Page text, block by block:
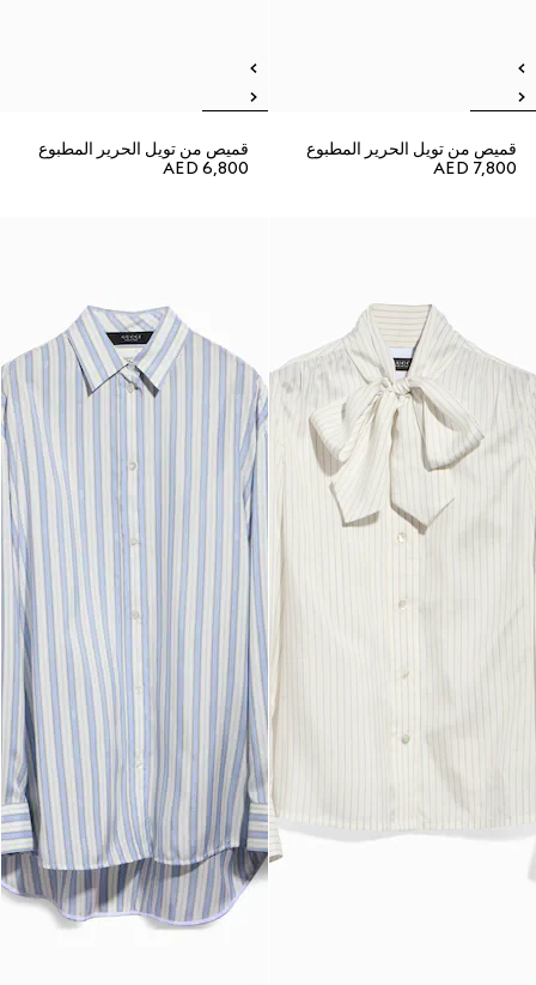
قميص من تويل الحرير المطبوع
AED 7,800
قميص من تويل الحرير المطبوع
AED 6,800